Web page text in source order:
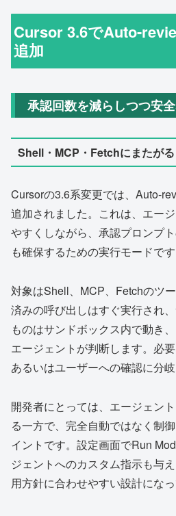
Cursor 3.6でAuto-
追加
承認回数を減らしつつ安
Shell・MCP・Fetchにまたが
Cursorの3.6系変更では、Auto-
追加されました。これは、エー
やすくしながら、承認プロンプ
も確保するための実行モードです
対象はShell、MCP、Fetchのツ
済みの呼び出しはすぐ実行され
ものはサンドボックス内で動き
エージェントが判断します。必
あるいはユーザーへの確認に分岐
開発者にとっては、エージェン
る一方で、完全自動ではなく制
イントです。設定画面でRun
ジェントへのカスタム指示も与
用方針に合わせやすい設計になっ